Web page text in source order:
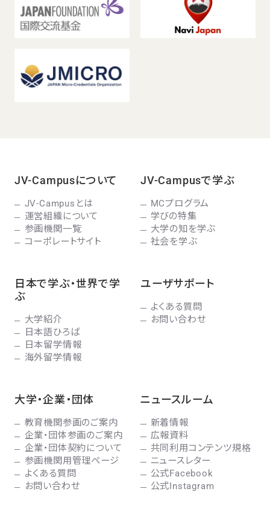
JV-Campusについて
JV-Campusとは
運営組織について
参画機関一覧
コーポレートサイト
JV-Campusで学ぶ
MCプログラム
学びの特集
大学の知を学ぶ
社会を学ぶ
日本で学ぶ・世界で学
ぶ
大学紹介
日本語ひろば
日本留学情報
海外留学情報
ユーザサポート
よくある質問
お問い合わせ
大学・企業・団体
教育機関参画のご案内
企業・団体参画のご案内
企業・団体契約について
参画機関用管理ページ
よくある質問
お問い合わせ
ニュースルーム
新着情報
広報資料
共同利用コンテンツ規格
ニュースレター
公式Facebook
公式Instagram